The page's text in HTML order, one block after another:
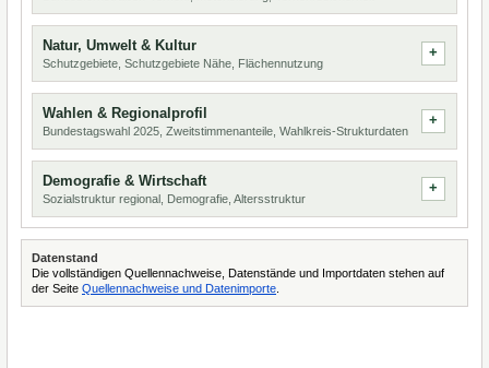
Natur, Umwelt & Kultur
Schutzgebiete, Schutzgebiete Nähe, Flächennutzung
Wahlen & Regionalprofil
Bundestagswahl 2025, Zweitstimmenanteile, Wahlkreis-Strukturdaten
Demografie & Wirtschaft
Sozialstruktur regional, Demografie, Altersstruktur
Datenstand
Die vollständigen Quellennachweise, Datenstände und Importdaten stehen auf
der Seite Quellennachweise und Datenimporte